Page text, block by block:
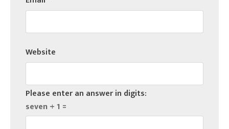
Website
Please enter an answer in digits:
seven + 1 =